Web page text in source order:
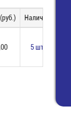
КОМ-1%
Наличие
5 шт